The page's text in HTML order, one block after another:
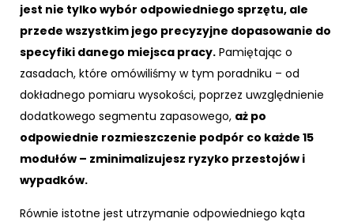
jest nie tylko wybór odpowiedniego sprzętu, ale
przede wszystkim jego precyzyjne dopasowanie do
specyfiki danego miejsca pracy. Pamiętając o
zasadach, które omówiliśmy w tym poradniku – od
dokładnego pomiaru wysokości, poprzez uwzględnienie
dodatkowego segmentu zapasowego, aż po
odpowiednie rozmieszczenie podpór co każde 15
modułów – zminimalizujesz ryzyko przestojów i
wypadków.
Równie istotne jest utrzymanie odpowiedniego kąta